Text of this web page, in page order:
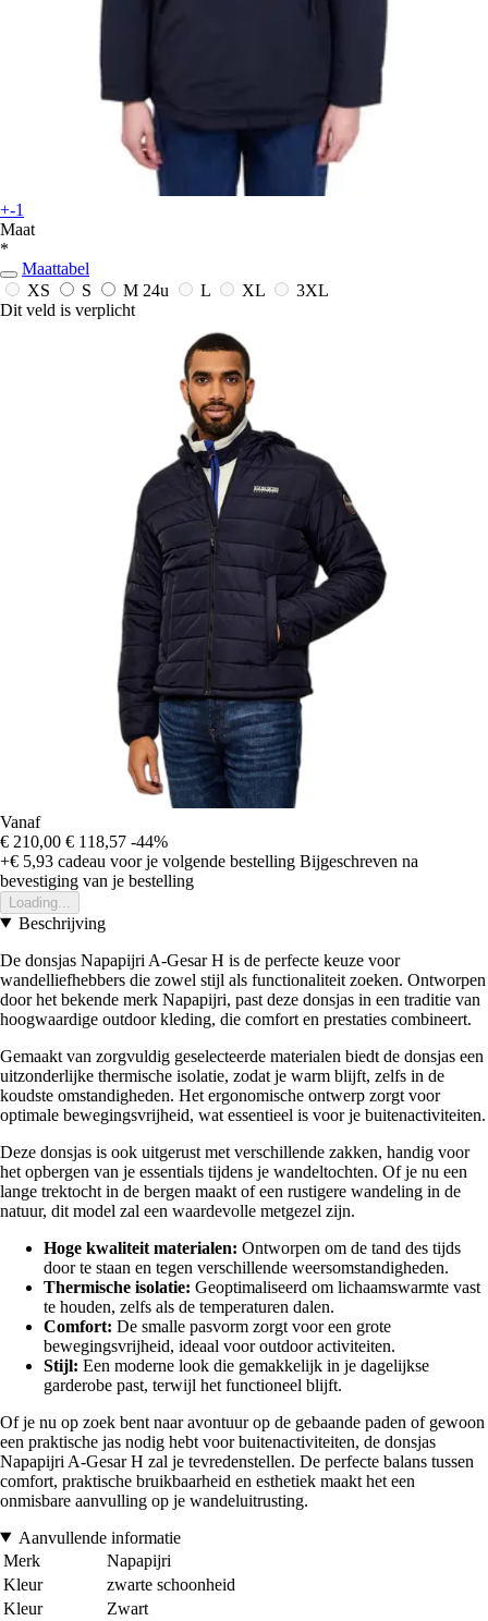
+-1
Maat
*
Maattabel
XS
S M 24u L XL
3XL
Dit veld is verplicht
Vanaf
€ 210,00 € 118,57 -44%
+€ 5,93 cadeau voor je volgende bestelling Bijgeschreven na
bevestiging van je bestelling
Loading...
Beschrijving
De donsjas Napapijri A-Gesar H is de perfecte keuze voor
wandelliefhebbers die zowel stijl als functionaliteit zoeken. Ontworpen
door het bekende merk Napapijri, past deze donsjas in een traditie van
hoogwaardige outdoor kleding, die comfort en prestaties combineert.
Gemaakt van zorgvuldig geselecteerde materialen biedt de donsjas een
uitzonderlijke thermische isolatie, zodat je warm blijft, zelfs in de
koudste omstandigheden. Het ergonomische ontwerp zorgt voor
optimale bewegingsvrijheid, wat essentieel is voor je buitenactiviteiten.
Deze donsjas is ook uitgerust met verschillende zakken, handig voor
het opbergen van je essentials tijdens je wandeltochten. Of je nu een
lange trektocht in de bergen maakt of een rustigere wandeling in de
natuur, dit model zal een waardevolle metgezel zijn.
Hoge kwaliteit materialen: Ontworpen om de tand des tijds
door te staan en tegen verschillende weersomstandigheden.
Thermische isolatie: Geoptimaliseerd om lichaamswarmte vast
te houden, zelfs als de temperaturen dalen.
Comfort: De smalle pasvorm zorgt voor een grote
bewegingsvrijheid, ideaal voor outdoor activiteiten.
Stijl: Een moderne look die gemakkelijk in je dagelijkse
garderobe past, terwijl het functioneel blijft.
Of je nu op zoek bent naar avontuur op de gebaande paden of gewoon
een praktische jas nodig hebt voor buitenactiviteiten, de donsjas
Napapijri A-Gesar H zal je tevredenstellen. De perfecte balans tussen
comfort, praktische bruikbaarheid en esthetiek maakt het een
onmisbare aanvulling op je wandeluitrusting.
Aanvullende informatie
Merk
Napapijri
Kleur
zwarte schoonheid
Kleur
Zwart